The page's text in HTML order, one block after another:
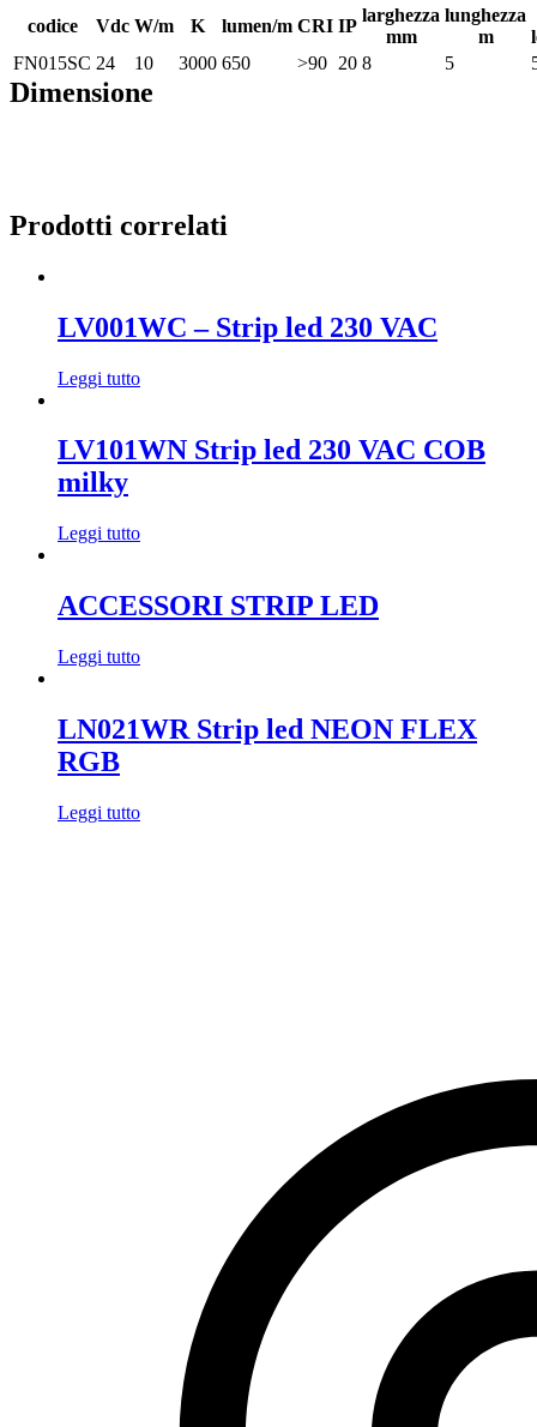
codice Vdc W/m K lumen/m CRI IP
larghezza
mm
lunghezza
m
FN015SC 24 10 3000 650 >90 20 8 5
Dimensione
Prodotti correlati
LV001WC – Strip led 230 VAC
Leggi tutto
LV101WN Strip led 230 VAC COB
milky
Leggi tutto
ACCESSORI STRIP LED
Leggi tutto
LN021WR Strip led NEON FLEX
RGB
Leggi tutto